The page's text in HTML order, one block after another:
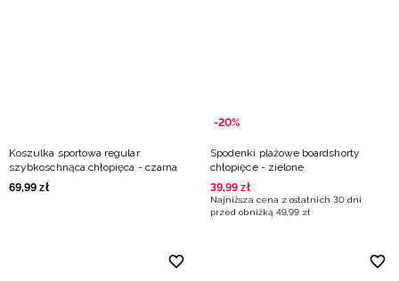
Koszulka sportowa regular
szybkoschnąca chłopięca - czarna
69,99 zł
-20%
Spodenki plażowe boardshorty
chłopięce - zielone
39,99 zł
Najniższa cena z ostatnich 30 dni
przed obniżką 49,99 zł